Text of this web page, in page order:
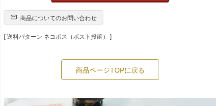
商品についてのお問い合わせ
送料パターン ネコポス（ポスト投函）
商品ページTOPに戻る